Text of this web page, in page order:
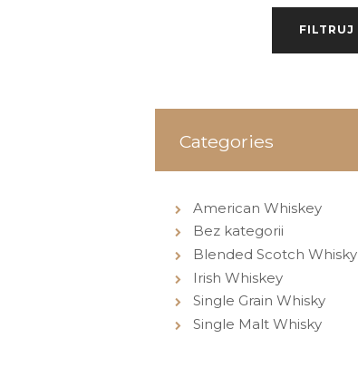
FILTRUJ
Categories
American Whiskey
Bez kategorii
Blended Scotch Whisky
Irish Whiskey
Single Grain Whisky
Single Malt Whisky